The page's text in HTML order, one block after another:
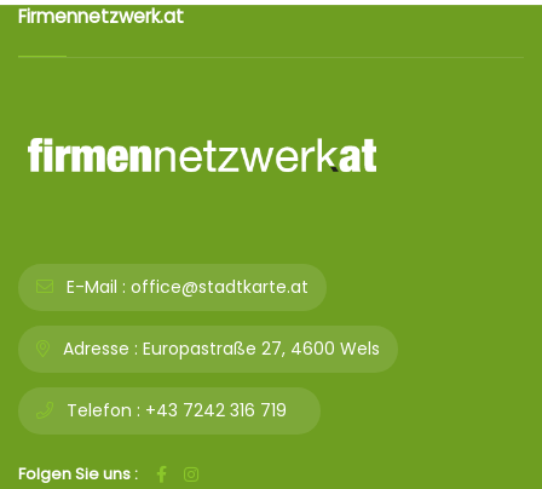
Firmennetzwerk.at
E-Mail : office@stadtkarte.at
Adresse : Europastraße 27, 4600 Wels
Telefon : +43 7242 316 719
Folgen Sie uns :